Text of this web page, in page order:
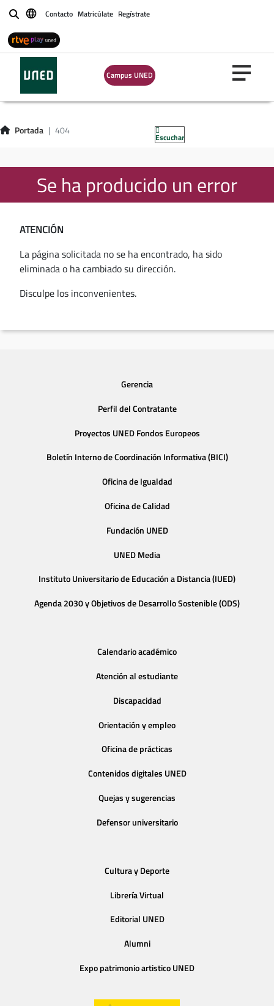
BuscarContacto Matricúlate Regístrate
Campus UNED
Portada 404
Escuchar
Se ha producido un error
ATENCIÓN
La página solicitada no se ha encontrado, ha sido
eliminada o ha cambiado su dirección.
Disculpe los inconvenientes.
Gerencia
Perfil del Contratante
Proyectos UNED Fondos Europeos
Boletín Interno de Coordinación Informativa (BICI)
Oficina de Igualdad
Oficina de Calidad
Fundación UNED
UNED Media
Instituto Universitario de Educación a Distancia (IUED)
Agenda 2030 y Objetivos de Desarrollo Sostenible (ODS)
Calendario académico
Atención al estudiante
Discapacidad
Orientación y empleo
Oficina de prácticas
Contenidos digitales UNED
Quejas y sugerencias
Defensor universitario
Cultura y Deporte
Librería Virtual
Editorial UNED
Alumni
Expo patrimonio artistico UNED